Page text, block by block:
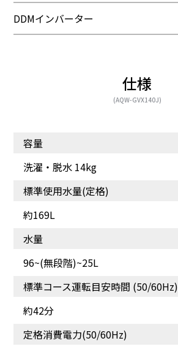
DDMインバーター
仕様
(AQW-GVX140J)
容量
洗濯・脱水 14kg
標準使用水量(定格)
約169L
水量
96~(無段階)~25L
標準コース運転目安時間 (50/60Hz)
約42分
定格消費電力(50/60Hz)